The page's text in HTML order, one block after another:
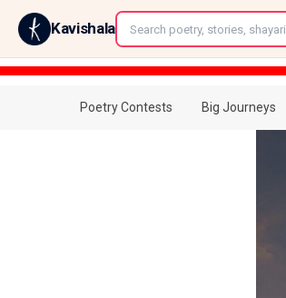
Kavishala
Poetry Contests Big Journeys